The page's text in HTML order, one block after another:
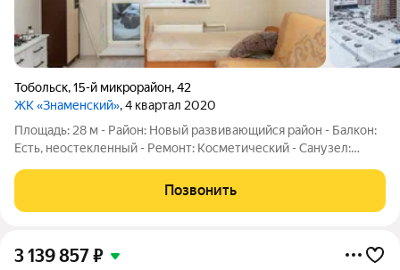
Тобольск,15-й микрорайон,42
ЖК «Знаменский», 4 квартал 2020
Площадь: 28 м - Район: Новый развивающийся район - Балкон:
Есть, неостекленный - Ремонт: Косметический - Санузел:
позволяет оптимизировать пространство и сделать его
функциональным. - Развивающийся район
Позвонить
3 139 857₽